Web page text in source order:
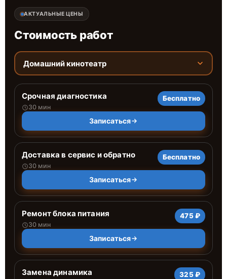
АКТУАЛЬНЫЕ ЦЕНЫ
Стоимость работ
Домашний кинотеатр
Срочная диагностика
30 мин
Бесплатно
Записаться
Доставка в сервис и обратно
30 мин
Бесплатно
Записаться
Ремонт блока питания
30 мин
475 ₽
Записаться
Замена динамика 325 ₽